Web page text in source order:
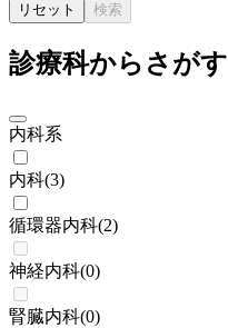
リセット 検索
診療科からさがす
内科系
内科(3)
循環器内科(2)
神経内科(0)
腎臓内科(0)